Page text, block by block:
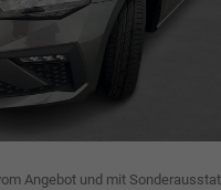
Angebot und mit